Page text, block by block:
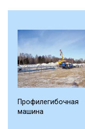
Профилегибочная
машина